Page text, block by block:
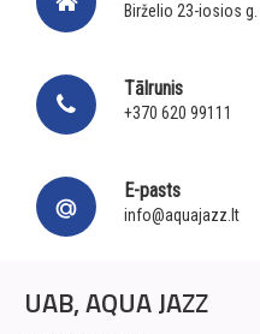
Birželio 23-iosios g.
Tālrunis
+370 620 99111
E-pasts
info@aquajazz.lt
UAB, AQUA JAZZ